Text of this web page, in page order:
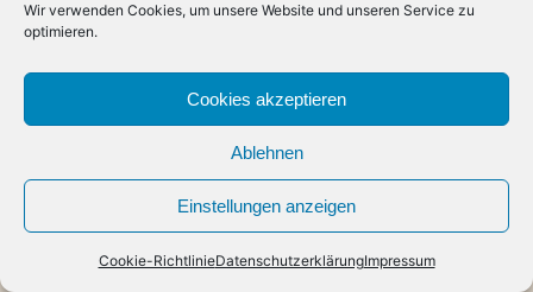
Wir verwenden Cookies, um unsere Website und unseren Service zu
optimieren.
Cookies akzeptieren
Ablehnen
Einstellungen anzeigen
Cookie-RichtlinieDatenschutzerklärungImpressum